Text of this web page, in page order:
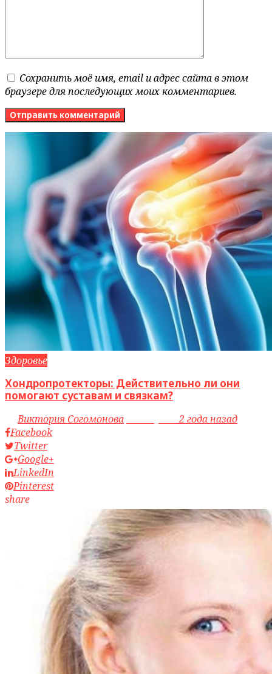
Сохранить моё имя, email и адрес сайта в этом
браузере для последующих моих комментариев.
Здоровье
Хондропротекторы: Действительно ли они
помогают суставам и связкам?
byВиктория Согомонова access_time2 года назад
Facebook
Twitter
Google+
LinkedIn
Pinterest
share